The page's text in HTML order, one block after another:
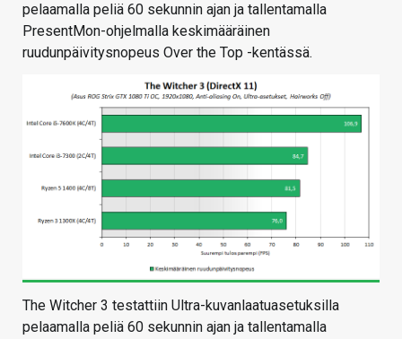
pelaamalla peliä 60 sekunnin ajan ja tallentamalla
PresentMon-ohjelmalla keskimääräinen
ruudunpäivitysnopeus Over the Top -kentässä.
The Witcher 3 testattiin Ultra-kuvanlaatuasetuksilla
pelaamalla peliä 60 sekunnin ajan ja tallentamalla